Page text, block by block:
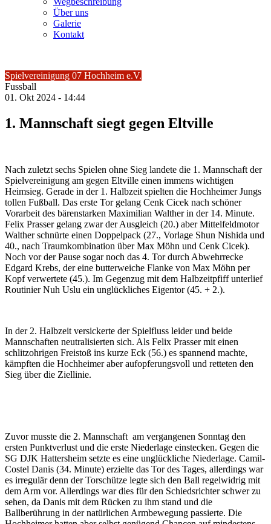
Über uns
Galerie
Kontakt
Spielvereinigung 07 Hochheim e.V.
Fussball
01. Okt 2024 - 14:44
1. Mannschaft siegt gegen Eltville
Nach zuletzt sechs Spielen ohne Sieg landete die 1. Mannschaft der
Spielvereinigung am gegen Eltville einen immens wichtigen
Heimsieg. Gerade in der 1. Halbzeit spielten die Hochheimer Jungs
tollen Fußball. Das erste Tor gelang Cenk Cicek nach schöner
Vorarbeit des bärenstarken Maximilian Walther in der 14. Minute.
Felix Prasser gelang zwar der Ausgleich (20.) aber Mittelfeldmotor
Walther schnürte einen Doppelpack (27., Vorlage Shun Nishida und
40., nach Traumkombination über Max Möhn und Cenk Cicek).
Noch vor der Pause sogar noch das 4. Tor durch Abwehrrecke
Edgard Krebs, der eine butterweiche Flanke von Max Möhn per
Kopf verwertete (45.). Im Gegenzug mit dem Halbzeitpfiff unterlief
Routinier Nuh Uslu ein unglückliches Eigentor (45. + 2.).
In der 2. Halbzeit versickerte der Spielfluss leider und beide
Mannschaften neutralisierten sich. Als Felix Prasser mit einen
schlitzohrigen Freistoß ins kurze Eck (56.) es spannend machte,
kämpften die Hochheimer aber aufopferungsvoll und retteten den
Sieg über die Ziellinie.
Zuvor musste die 2. Mannschaft am vergangenen Sonntag den
ersten Punktverlust und die erste Niederlage einstecken. Gegen die
SG DJK Hattersheim setzte es eine unglückliche Niederlage. Camil-
Costel Danis (34. Minute) erzielte das Tor des Tages, allerdings war
es irregulär denn der Torschütze legte sich den Ball regelwidrig mit
dem Arm vor. Allerdings war dies für den Schiedsrichter schwer zu
sehen, da Danis mit dem Rücken zu ihm stand und die
Ballberührung in der natürlichen Armbewegung passierte. Die